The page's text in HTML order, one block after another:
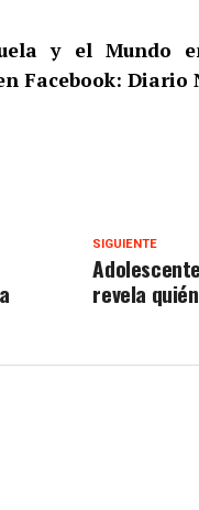
y el Mundo
Facebook: Diario
SIGUIENTE
revela